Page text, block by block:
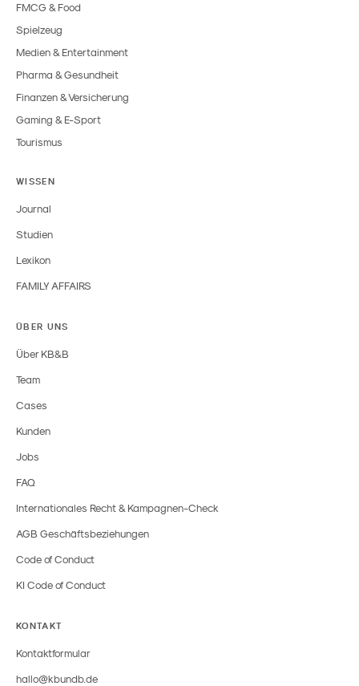
FMCG & Food
Spielzeug
Medien & Entertainment
Pharma & Gesundheit
Finanzen & Versicherung
Gaming & E-Sport
Tourismus
WISSEN
Journal
Studien
Lexikon
FAMILY AFFAIRS
ÜBER UNS
Über KB&B
Team
Cases
Kunden
Jobs
FAQ
Internationales Recht & Kampagnen-Check
AGB Geschäftsbeziehungen
Code of Conduct
KI Code of Conduct
KONTAKT
Kontaktformular
hallo@kbundb.de